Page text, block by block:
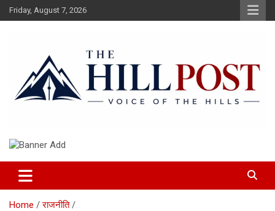
Skip
to
Friday, August 7, 2026
The Hillpost
Home
राजनीति